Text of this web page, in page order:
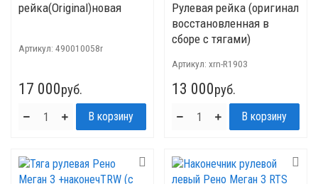
рейка(Original)новая
Артикул: 490010058r
17 000руб.
Рулевая рейка (оригинал
восстановленная в
сборе с тягами)
Артикул: xrn-R1903
13 000руб.